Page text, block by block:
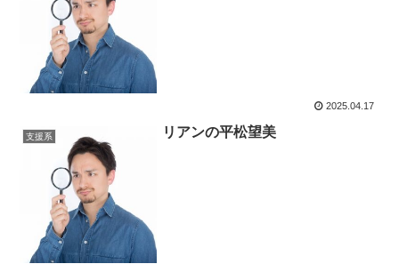
2025.04.17
支援系 リアンの平松望美